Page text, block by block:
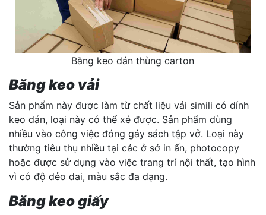
Băng keo dán thùng carton
Băng keo vải
Sản phẩm này được làm từ chất liệu vải simili có dính
keo dán, loại này có thể xé được. Sản phẩm dùng
nhiều vào công việc đóng gáy sách tập vở. Loại này
thường tiêu thụ nhiều tại các ở sở in ấn, photocopy
hoặc được sử dụng vào việc trang trí nội thất, tạo hình
vì có độ dẻo dai, màu sắc đa dạng.
Băng keo giấy